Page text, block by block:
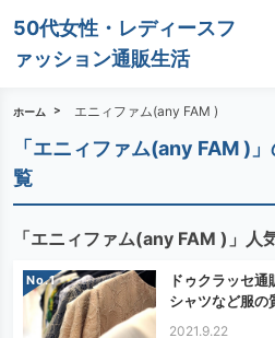
50代女性・レディースフ
ァッション通販生活
ホーム エニィファム(any FAM )
「エニィファム(any FAM )
覧
「エニィファム(any FAM )」人
No.
ドゥクラッセ
シャツなど服の
2021.9.22